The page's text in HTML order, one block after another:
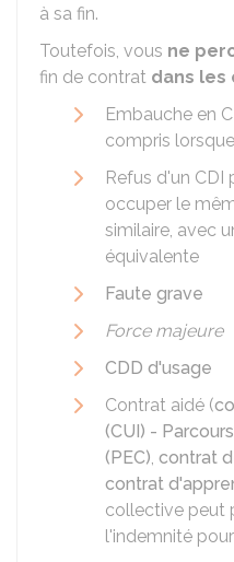
à sa fin.
Toutefois, vous ne
fin de contrat dans les
Embauche en
compris
Refus d'un CDI
occuper le
similaire, avec
équivalente
Faute grave
Force majeure
CDD d'usage
Contrat aidé (
(CUI) -
(PEC), contrat
contrat
collective peut
l'indemnité